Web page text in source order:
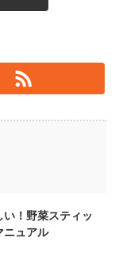
！野菜スティッ
ニュアル